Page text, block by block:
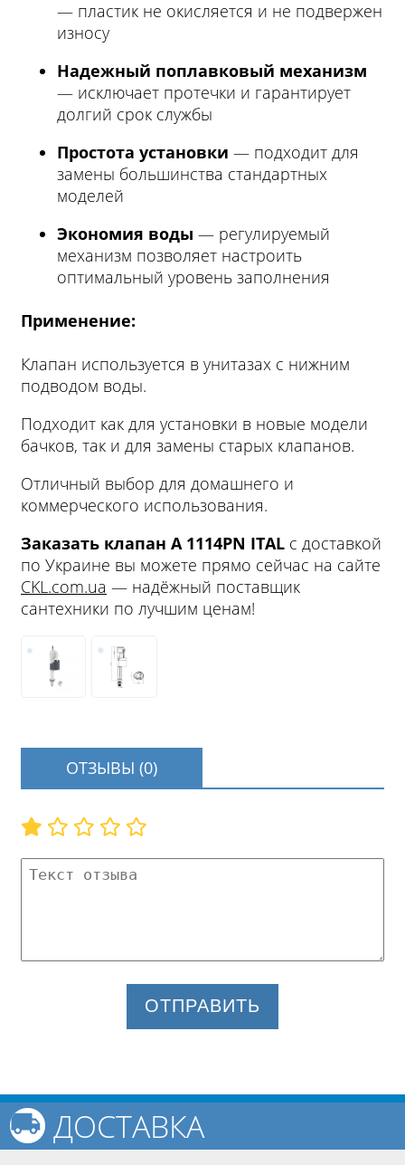
— пластик не окисляется и не подвержен
износу
Надежный поплавковый механизм
— исключает протечки и гарантирует
долгий срок службы
Простота установки — подходит для
замены большинства стандартных
моделей
Экономия воды — регулируемый
механизм позволяет настроить
оптимальный уровень заполнения
Применение:
Клапан используется в унитазах с нижним
подводом воды.
Подходит как для установки в новые модели
бачков, так и для замены старых клапанов.
Отличный выбор для домашнего и
коммерческого использования.
Заказать клапан A 1114PN ITAL с доставкой
по Украине вы можете прямо сейчас на сайте
CKL.com.ua — надёжный поставщик
сантехники по лучшим ценам!
ОТЗЫВЫ (0)
ОТПРАВИТЬ
ДОСТАВКА